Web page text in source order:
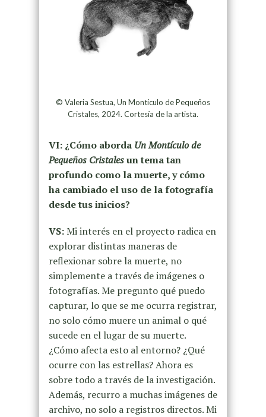
© Valeria Sestua, Un Montículo de Pequeños
Cristales, 2024. Cortesía de la artista.
VI: ¿Cómo aborda Un Montículo de
Pequeños Cristalesun tema tan
profundo como la muerte, y cómo
ha cambiado el uso de la fotografía
desde tus inicios?
VS:Mi interés en el proyecto radica en
explorar distintas maneras de
reflexionar sobre la muerte, no
simplemente a través de imágenes o
fotografías. Me pregunto qué puedo
capturar, lo que se me ocurra registrar,
no solo cómo muere un animal o qué
sucede en el lugar de su muerte.
¿Cómo afecta esto al entorno? ¿Qué
ocurre con las estrellas? Ahora es
sobre todo a través de la investigación.
Además, recurro a muchas imágenes de
archivo, no solo a registros directos. Mi